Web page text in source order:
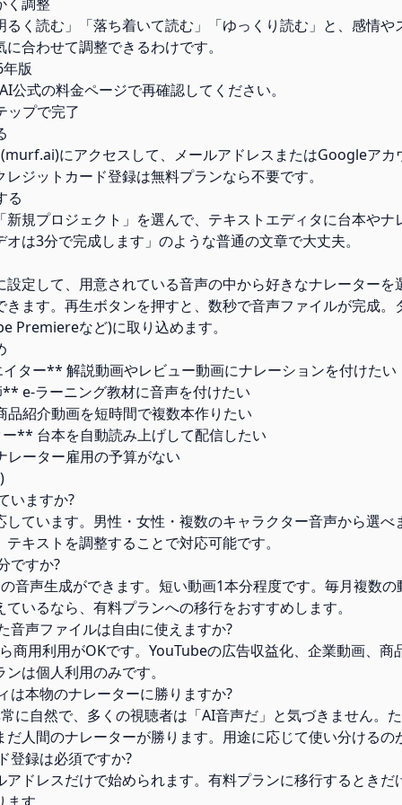
るく読む」「落ち着いて読む」「ゆっくり読む」と、感情や
合わせて調整できるわけです。
版
式の料金ページで再確認してください。
プで完了
にアクセスして、メールアドレスまたはGoogleアカ
ジットカード登録は無料プランなら不要です。
る
新規プロジェクト」を選んで、テキストエディタに台本やナ
は3分で完成します」のような普通の文章で大丈夫。
設定して、用意されている音声の中から好きなナレーターを
きます。再生ボタンを押すと、数秒で音声ファイルが完成。
Premiereなど)に取り込めます。
ター** 解説動画やレビュー動画にナレーションを付けたい
e-ラーニング教材に音声を付けたい
紹介動画を短時間で複数本作りたい
** 台本を自動読み上げして配信したい
ーター雇用の予算がない
いますか?
しています。男性・女性・複数のキャラクター音声から選べ
キストを調整することで対応可能です。
ですか?
音声生成ができます。短い動画1本分程度です。毎月複数
いるなら、有料プランへの移行をおすすめします。
音声ファイルは自由に使えますか?
商用利用がOKです。YouTubeの広告収益化、企業動画、商
は個人利用のみです。
は本物のナレーターに勝りますか?
に自然で、多くの視聴者は「AI音声だ」と気づきません。
だ人間のナレーターが勝ります。用途に応じて使い分けるの
登録は必須ですか?
アドレスだけで始められます。有料プランに移行するときだ